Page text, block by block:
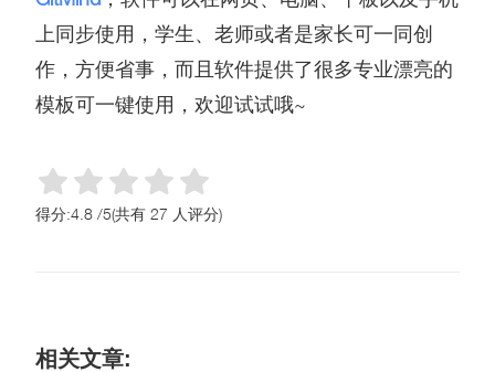
上同步使用，学生、老师或者是家长可一同创
作，方便省事，而且软件提供了很多专业漂亮的
模板可一键使用，欢迎试试哦~
得分:4.8 /5(共有27 人评分)
相关文章: